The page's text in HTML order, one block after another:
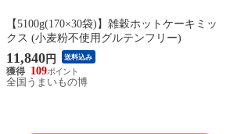
【5100g(170×30袋)】雑穀ホットケーキミッ
クス (小麦粉不使用グルテンフリー)
11,840円 送料込み
109
全国うまいもの博